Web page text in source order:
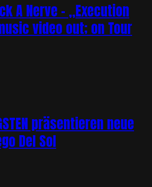
A Nerve – „Execution
video out; on Tour
präsentieren neue
Del Sol